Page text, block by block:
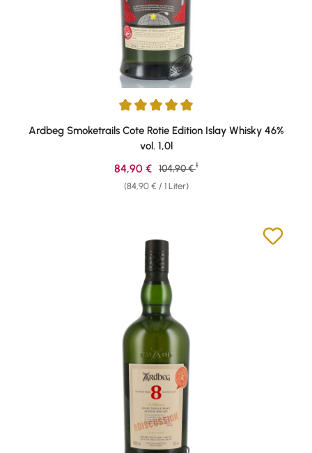
Durchschnittliche Bewertung von 5 von 5 Sternen
Ardbeg Smoketrails Cote Rotie Edition Islay Whisky 46%
vol. 1,0l
(84,90 € / 1 Liter)
Verkaufspreis:
84,90 € Regulärer Preis:
104,90 € 1